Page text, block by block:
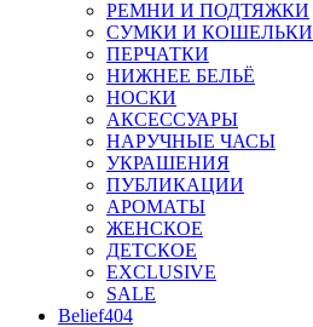
РЕМНИ И ПОДТЯЖКИ
СУМКИ И КОШЕЛЬКИ
ПЕРЧАТКИ
НИЖНЕЕ БЕЛЬЁ
НОСКИ
АКСЕССУАРЫ
НАРУЧНЫЕ ЧАСЫ
УКРАШЕНИЯ
ПУБЛИКАЦИИ
АРОМАТЫ
ЖЕНСКОЕ
ДЕТСКОЕ
EXCLUSIVE
SALE
Belief404